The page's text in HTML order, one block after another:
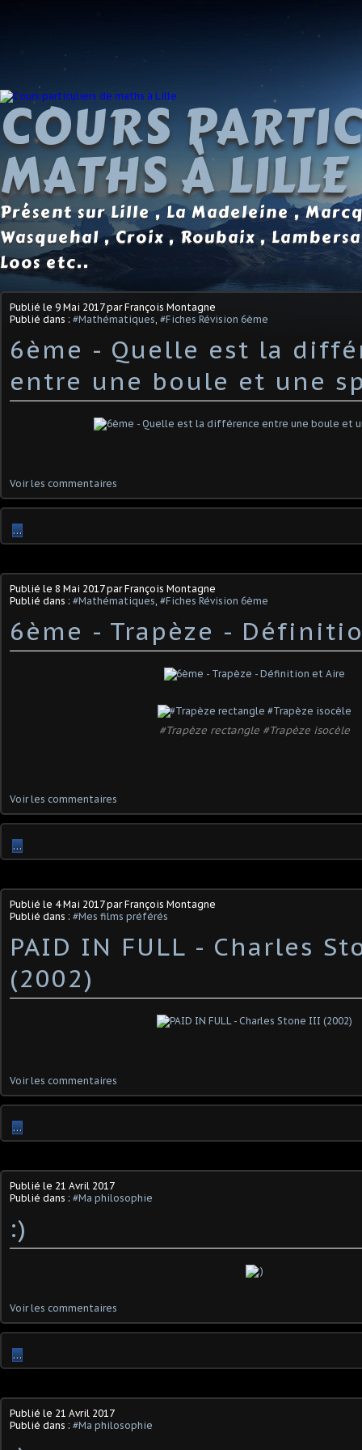
COURS
MATHS À LILLE
Présent sur Lille , La Madeleine ,
Wasquehal , Croix , Roubaix ,
Loos etc..
Publié le 9 Mai 2017par François Montagne
Publié dans : #Mathématiques #Fiches Révision 6ème
6ème - Quelle est la
entre une boule et une
Voir les commentaires
…
Publié le 8 Mai 2017par François Montagne
Publié dans : #Mathématiques #Fiches Révision 6ème
6ème - Trapèze -
#Trapèze rectangle #Trapèze isocèle
Voir les commentaires
…
Publié le 4 Mai 2017par François Montagne
Publié dans : #Mes films préférés
PAID IN FULL - Charles
(2002)
Voir les commentaires
…
Publié le 21 Avril 2017
Publié dans : #Ma philosophie
:)
Voir les commentaires
…
Publié le 21 Avril 2017
Publié dans : #Ma philosophie